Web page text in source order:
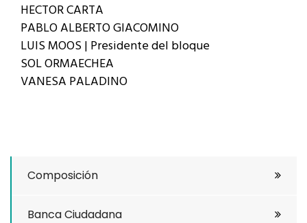
HECTOR CARTA
PABLO ALBERTO GIACOMINO
LUIS MOOS | Presidente del bloque
SOL ORMAECHEA
VANESA PALADINO
Composición
Banca Ciudadana